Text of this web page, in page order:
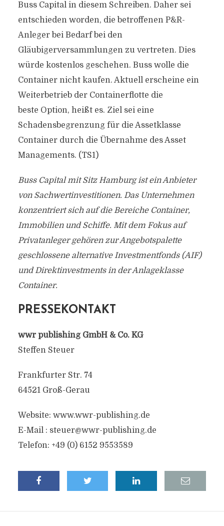
Buss Capital in diesem Schreiben. Daher sei
entschieden worden, die betroffenen P&R-
Anleger bei Bedarf bei den
Gläubigerversammlungen zu vertreten. Dies
würde kostenlos geschehen. Buss wolle die
Container nicht kaufen. Aktuell erscheine ein
Weiterbetrieb der Containerflotte die
beste Option, heißt es. Ziel sei eine
Schadensbegrenzung für die Assetklasse
Container durch die Übernahme des Asset
Managements. (TS1)
Buss Capital mit Sitz Hamburg ist ein Anbieter
von Sachwertinvestitionen. Das Unternehmen
konzentriert sich auf die Bereiche Container,
Immobilien und Schiffe. Mit dem Fokus auf
Privatanleger gehören zur Angebotspalette
geschlossene alternative Investmentfonds (AIF)
und Direktinvestments in der Anlageklasse
Container.
PRESSEKONTAKT
wwr publishing GmbH & Co. KG
Steffen Steuer
Frankfurter Str. 74
64521 Groß-Gerau
Website: www.wwr-publishing.de
E-Mail : steuer@wwr-publishing.de
Telefon: +49 (0) 6152 9553589